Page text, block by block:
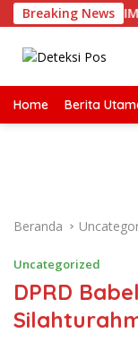
Langsung
ke
konten
Breaking News
ke-50 PT TIMAH,
Home Berita
Beranda
Uncategorized
DPRD